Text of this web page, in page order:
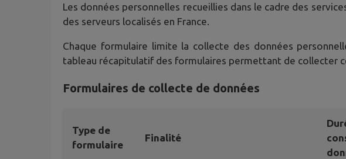
Les données personnelles recueillies dans le cadre des
des serveurs localisés en France.
Chaque formulaire limite la collecte des données
tableau récapitulatif des formulaires permettant de collecter
Formulaires de collecte de données
Type de
formulaire
Finalité